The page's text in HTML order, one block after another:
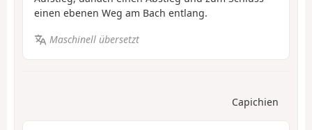
einen ebenen Weg am Bach entlang.
Maschinell übersetzt
Capichien